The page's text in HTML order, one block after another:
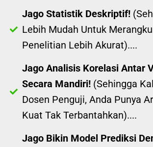
Jago Statistik Deskriptif!
Lebih Mudah Untuk
Penelitian Lebih Akurat)....
Jago Analisis Korelasi Antar
Secara Mandiri! (Sehingga
Dosen Penguji, Anda Punya
Kuat Tak Terbantahkan)....
Jago Bikin Model Prediksi